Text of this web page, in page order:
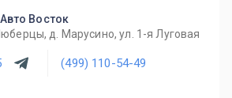
Восток
д. Марусино, ул. 1-я Луговая
(499) 110-54-49